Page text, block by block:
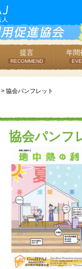
提言
RECOMMEND
年間
> 協会パンフレット
協会パンフ